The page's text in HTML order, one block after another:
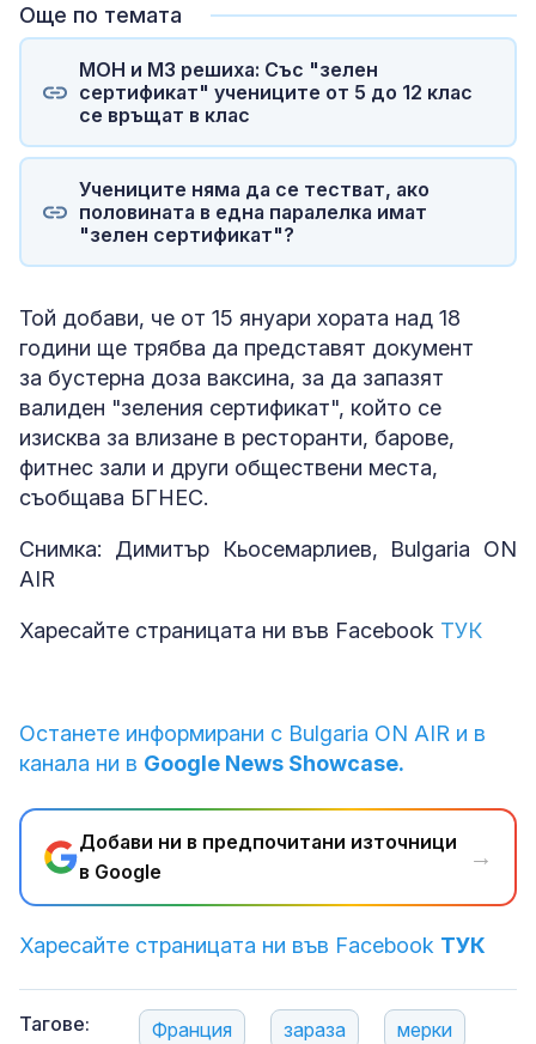
Още по темата
МОН и МЗ решиха: Със "зелен
сертификат" учениците от 5 до 12 клас
се връщат в клас
Учениците няма да се тестват, ако
половината в една паралелка имат
"зелен сертификат"?
Той добави, че от 15 януари хората над 18
години ще трябва да представят документ
за бустерна доза ваксина, за да запазят
валиден "зеления сертификат", който се
изисква за влизане в ресторанти, барове,
фитнес зали и други обществени места,
съобщава БГНЕС.
Снимка: Димитър Кьосемарлиев, Bulgaria ON
AIR
Харесайте страницата ни във Facebook ТУК
Останете информирани с Bulgaria ON AIR и в
канала ни в Google News Showcase.
Добави ни в предпочитани източници
в Google
→
Харесайте страницата ни във Facebook ТУК
Тагове: Франция зараза мерки